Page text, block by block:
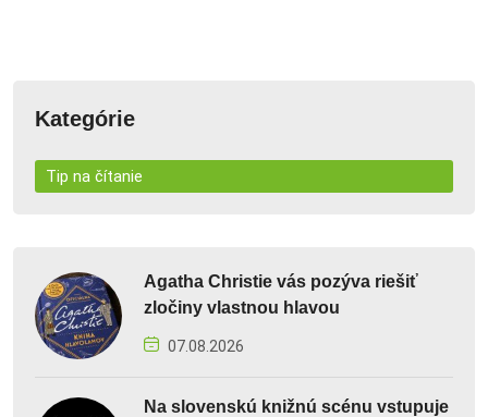
Kategórie
Tip na čítanie
Agatha Christie vás pozýva riešiť
zločiny vlastnou hlavou
07.08.2026
Na slovenskú knižnú scénu vstupuje